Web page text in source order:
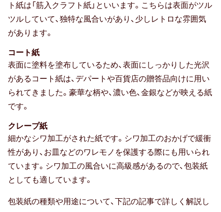
防災の日
七夕
バレンタイン
ハロウィン
クリスマス
おせち
ト紙は「筋入クラフト紙」といいます。こちらは表面がツル
ツルしていて、独特な風合いがあり、少しレトロな雰囲気
があります。
コート紙
表面に塗料を塗布しているため、表面にしっかりした光沢
があるコート紙は、デパートや百貨店の贈答品向けに用い
られてきました。豪華な柄や、濃い色、金銀などが映える紙
です。
クレープ紙
細かなシワ加工がされた紙です。シワ加工のおかげで緩衝
性があり、お皿などのワレモノを保護する際にも用いられ
ています。シワ加工の風合いに高級感があるので、包装紙
としても適しています。
包装紙の種類や用途について、下記の記事で詳しく解説し